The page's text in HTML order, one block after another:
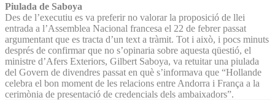
Piulada de Saboya
Des de l’executiu es va preferir no valorar la proposició de llei
entrada a l’Assemblea Nacional francesa el 22 de febrer passat
argumentant que es tracta d’un text a tràmit. Tot i això, i pocs minuts
després de confirmar que no s’opinaria sobre aquesta qüestió, el
ministre d’Afers Exteriors, Gilbert Saboya, va retuitar una piulada
del Govern de divendres passat en què s’informava que “Hollande
celebra el bon moment de les relacions entre Andorra i França a la
cerimònia de presentació de credencials dels ambaixadors”.